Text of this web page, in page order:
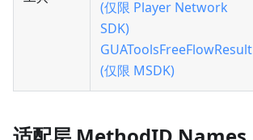
(仅限 Player Network
SDK)
GUAToolsFreeFlowResult
(仅限 MSDK)